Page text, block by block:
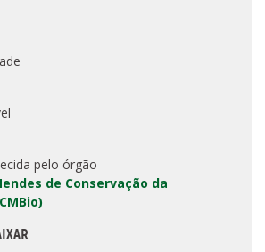
pelo órgão
de Conservação da